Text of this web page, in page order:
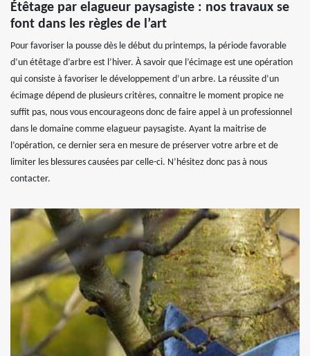
Étêtage par elagueur paysagiste : nos travaux se
font dans les règles de l’art
Pour favoriser la pousse dès le début du printemps, la période favorable
d’un étêtage d’arbre est l’hiver. À savoir que l’écimage est une opération
qui consiste à favoriser le développement d’un arbre. La réussite d’un
écimage dépend de plusieurs critères, connaitre le moment propice ne
suffit pas, nous vous encourageons donc de faire appel à un professionnel
dans le domaine comme elagueur paysagiste. Ayant la maitrise de
l’opération, ce dernier sera en mesure de préserver votre arbre et de
limiter les blessures causées par celle-ci. N’hésitez donc pas à nous
contacter.